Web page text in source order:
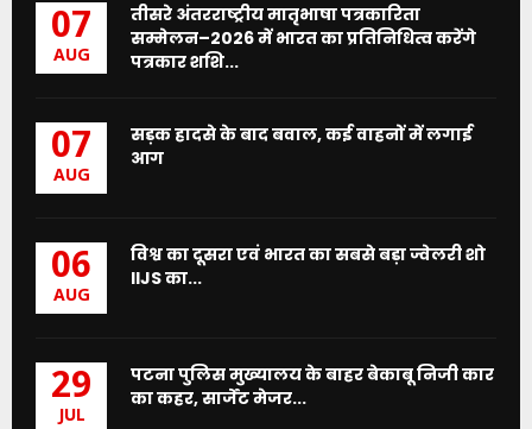
07
AUG
तीसरे अंतरराष्ट्रीय मातृभाषा पत्रकारिता
सम्मेलन–2026 में भारत का प्रतिनिधित्व करेंगे
पत्रकार शशि...
07
AUG
सड़क हादसे के बाद बवाल, कई वाहनों में लगाई
आग
06
AUG
विश्व का दूसरा एवं भारत का सबसे बड़ा ज्वेलरी शो
IIJS का...
29
JUL
पटना पुलिस मुख्यालय के बाहर बेकाबू निजी कार
का कहर, सार्जेंट मेजर...